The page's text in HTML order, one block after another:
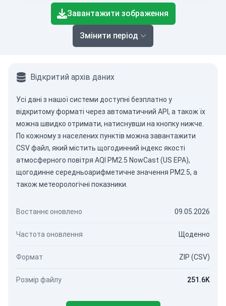
Завантажити зображення
Змінити період
Відкритий архів даних
Усі дані з нашої системи доступні безплатно у
відкритому форматі через автоматичний API , а також їх
можна швидко отримати, натиснувши на кнопку нижче.
По кожному з населених пунктів можна завантажити
CSV файл, який містить щогодинний індекс якості
атмосферного повітря AQI PM2.5 NowCast (US EPA),
щогодинне середньоарифметичне значення PM2.5, а
також метеорологічні показники.
Востаннє оновлено 09.05.2026
Частота оновлення Щоденно
Формат ZIP (CSV)
Розмір файлу 251.6K